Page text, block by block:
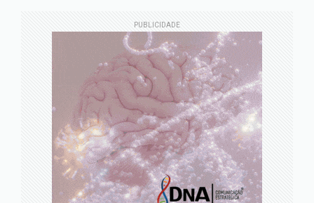
PUBLICIDADE